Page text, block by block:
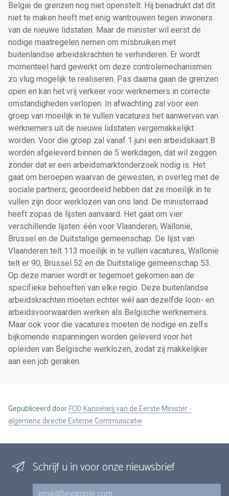
België de grenzen nog niet openstelt. Hij benadrukt dat dit
niet te maken heeft met enig wantrouwen tegen inwoners
van de nieuwe lidstaten. Maar de minister wil eerst de
nodige maatregelen nemen om misbruiken met
buitenlandse arbeidskrachten te verhinderen. Er wordt
momenteel hard gewerkt om deze controlemechanismen
zo vlug mogelijk te realiseren. Pas daarna gaan de grenzen
open en kan het vrij verkeer voor werknemers in correcte
omstandigheden verlopen. In afwachting zal voor een
groep van moeilijk in te vullen vacatures het aanwerven van
werknemers uit de nieuwe lidstaten vergemakkelijkt
worden. Voor die groep zal vanaf 1 juni een arbeidskaart B
worden afgeleverd binnen de 5 werkdagen, dat wil zeggen
zonder dat er een arbeidsmarktonderzoek nodig is. Het
gaat om beroepen waarvan de gewesten, in overleg met de
sociale partners, geoordeeld hebben dat ze moeilijk in te
vullen zijn door werklozen van ons land. De ministerraad
heeft zopas de lijsten aanvaard. Het gaat om vier
verschillende lijsten: één voor Vlaanderen, Wallonië,
Brussel en de Duitstalige gemeenschap. De lijst van
Vlaanderen telt 113 moeilijk in te vullen vacatures, Wallonië
telt er 90, Brussel 52 en de Duitstalige gemeenschap 53.
Op deze manier wordt er tegemoet gekomen aan de
specifieke behoeften van elke regio. Deze buitenlandse
arbeidskrachten moeten echter wél aan dezelfde loon- en
arbeidsvoorwaarden werken als Belgische werknemers.
Maar ook voor die vacatures moeten de nodige en zelfs
bijkomende inspanningen worden geleverd voor het
opleiden van Belgische werklozen, zodat zij makkelijker
aan een job geraken.
Gepubliceerd door FOD Kanselarij van de Eerste Minister -
algemene directie Externe Communicatie
Schrijf u in voor onze nieuwsbrief
E-mail